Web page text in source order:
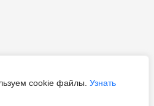
cookie файлы. Узнать